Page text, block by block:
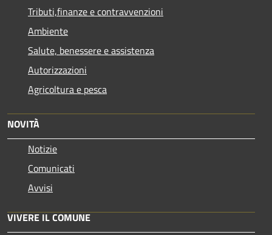
Tributi,finanze e contravvenzioni
Ambiente
Salute, benessere e assistenza
Autorizzazioni
Agricoltura e pesca
NOVITÀ
Notizie
Comunicati
Avvisi
VIVERE IL COMUNE